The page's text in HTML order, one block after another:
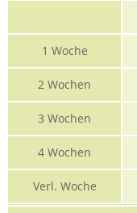
1 Woche
2 Wochen
3 Wochen
4 Wochen
Verl. Woche